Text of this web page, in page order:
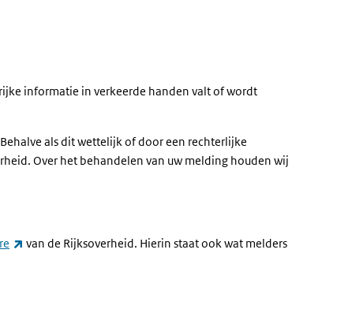
informatie in verkeerde handen valt of wordt
als dit wettelijk of door een rechterlijke
Over het behandelen van uw melding houden wij
(externe link)
van de Rijksoverheid. Hierin staat ook wat melders